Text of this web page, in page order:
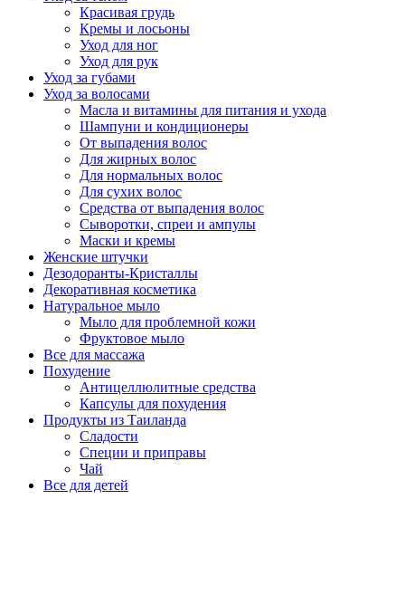
Красивая грудь
Кремы и лосьоны
Уход для ног
Уход для рук
Уход за губами
Уход за волосами
Масла и витамины для питания и ухода
Шампуни и кондиционеры
От выпадения волос
Для жирных волос
Для нормальных волос
Для сухих волос
Средства от выпадения волос
Сыворотки, спреи и ампулы
Маски и кремы
Женские штучки
Дезодоранты-Кристаллы
Декоративная косметика
Натуральное мыло
Мыло для проблемной кожи
Фруктовое мыло
Все для массажа
Похудение
Антицеллюлитные средства
Капсулы для похудения
Продукты из Таиланда
Сладости
Специи и приправы
Чай
Все для детей